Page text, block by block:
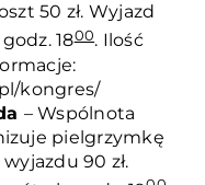
50 zł. Wyjazd
1800. Ilość
kongres/
– Wspólnota
pielgrzymkę
90 zł.